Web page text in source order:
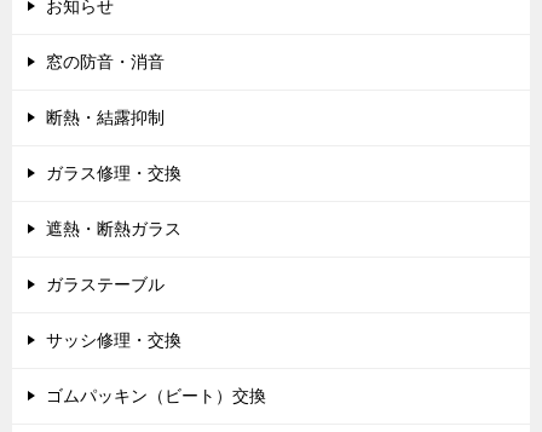
お知らせ
窓の防音・消音
断熱・結露抑制
ガラス修理・交換
遮熱・断熱ガラス
ガラステーブル
サッシ修理・交換
ゴムパッキン（ビート）交換